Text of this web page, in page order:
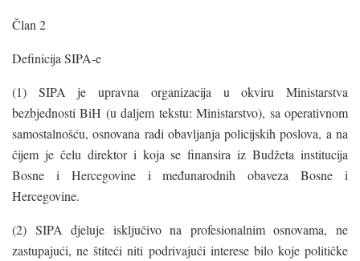
Član 2
Definicija SIPA-e
(1) SIPA je upravna organizacija u okviru Ministarstva
bezbjednosti BiH (u daljem tekstu: Ministarstvo), sa operativnom
samostalnošću, osnovana radi obavljanja policijskih poslova, a na
čijem je čelu direktor i koja se finansira iz Budžeta institucija
Bosne i Hercegovine i međunarodnih obaveza Bosne i
Hercegovine.
(2) SIPA djeluje isključivo na profesionalnim osnovama, ne
zastupajući, ne štiteći niti podrivajući interese bilo koje političke